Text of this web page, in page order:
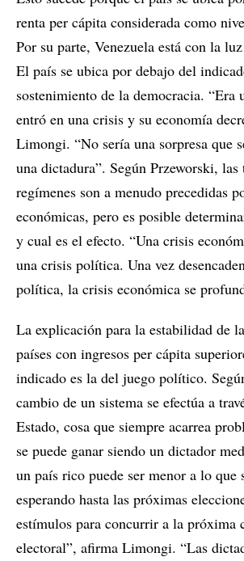
renta per cápita considerada como
Por su parte, Venezuela está con la
El país se ubica por debajo del
sostenimiento de la democracia. “Era
entró en una crisis y su economía
Limongi. “No sería una sorpresa que
una dictadura”. Según Przeworski, las
regímenes son a menudo precedidas
económicas, pero es posible
y cual es el efecto. “Una crisis
una crisis política. Una vez
política, la crisis económica se
La explicación para la estabilidad de
países con ingresos per cápita
indicado es la del juego político.
cambio de un sistema se efectúa a
Estado, cosa que siempre acarrea
se puede ganar siendo un dictador
un país rico puede ser menor a lo que
esperando hasta las próximas
estímulos para concurrir a la próxima
electoral”, afirma Limongi. “Las